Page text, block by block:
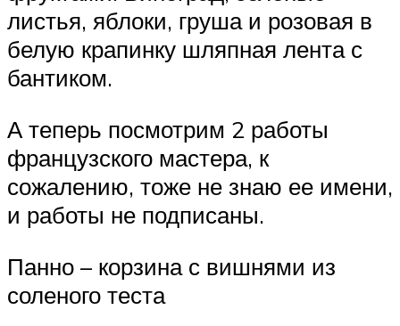
листья, яблоки, груша и розовая в
белую крапинку шляпная лента с
бантиком.
А теперь посмотрим 2 работы
французского мастера, к
сожалению, тоже не знаю ее имени,
и работы не подписаны.
Панно – корзина с вишнями из
соленого теста